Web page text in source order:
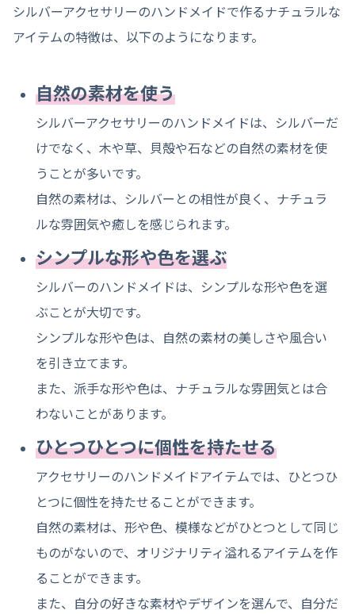
シルバーアクセサリーのハンドメイドで作るナチュラルな
アイテムの特徴は、以下のようになります。
自然の素材を使う
シルバーアクセサリーのハンドメイドは、シルバーだ
けでなく、木や草、貝殻や石などの自然の素材を使
うことが多いです。
自然の素材は、シルバーとの相性が良く、ナチュラ
ルな雰囲気や癒しを感じられます。
シンプルな形や色を選ぶ
シルバーのハンドメイドは、シンプルな形や色を選
ぶことが大切です。
シンプルな形や色は、自然の素材の美しさや風合い
を引き立てます。
また、派手な形や色は、ナチュラルな雰囲気とは合
わないことがあります。
ひとつひとつに個性を持たせる
アクセサリーのハンドメイドアイテムでは、ひとつひ
とつに個性を持たせることができます。
自然の素材は、形や色、模様などがひとつとして同じ
ものがないので、オリジナリティ溢れるアイテムを作
ることができます。
また、自分の好きな素材やデザインを選んで、自分だ